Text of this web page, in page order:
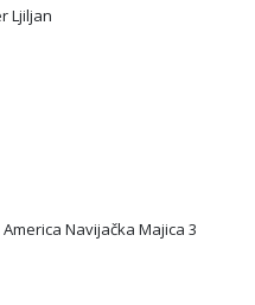
Ljiljan
Navijačka Majica 3